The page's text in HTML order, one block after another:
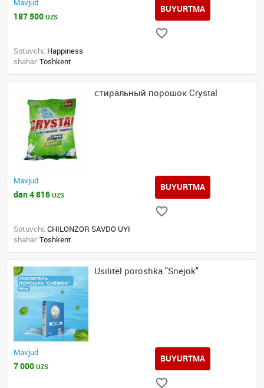
Mavjud
187 500 UZS
BUYURTMA
Sotuvchi: Happiness
shahar: Toshkent
стиральный порошок Crystal
Mavjud
dan 4 816 UZS
BUYURTMA
Sotuvchi: CHILONZOR SAVDO UYI
shahar: Toshkent
Usilitel poroshka "Snejok"
Mavjud
7 000 UZS
BUYURTMA